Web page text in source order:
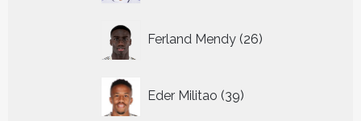
Ferland Mendy 26
producten
Eder Militao 39
producten